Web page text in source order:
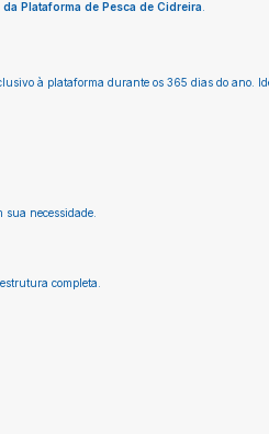
Plataforma de Pesca de Cidreira
à plataforma durante os 365 dias do
necessidade.
completa.